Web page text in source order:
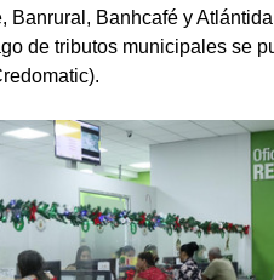
Banrural, Banhcafé y
de tributos municipales se